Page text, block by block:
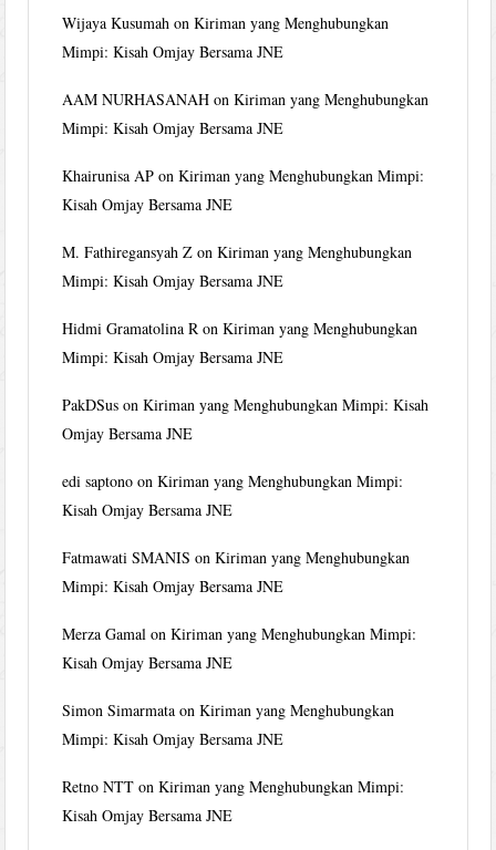
Wijaya Kusumah onKiriman yang Menghubungkan
Mimpi: Kisah Omjay Bersama JNE
AAM NURHASANAH onKiriman yang Menghubungkan
Mimpi: Kisah Omjay Bersama JNE
Khairunisa AP onKiriman yang Menghubungkan Mimpi:
Kisah Omjay Bersama JNE
M. Fathiregansyah Z onKiriman yang Menghubungkan
Mimpi: Kisah Omjay Bersama JNE
Hidmi Gramatolina R onKiriman yang Menghubungkan
Mimpi: Kisah Omjay Bersama JNE
PakDSus onKiriman yang Menghubungkan Mimpi: Kisah
Omjay Bersama JNE
edi saptono onKiriman yang Menghubungkan Mimpi:
Kisah Omjay Bersama JNE
Fatmawati SMANIS onKiriman yang Menghubungkan
Mimpi: Kisah Omjay Bersama JNE
Merza Gamal onKiriman yang Menghubungkan Mimpi:
Kisah Omjay Bersama JNE
Simon Simarmata onKiriman yang Menghubungkan
Mimpi: Kisah Omjay Bersama JNE
Retno NTT onKiriman yang Menghubungkan Mimpi:
Kisah Omjay Bersama JNE